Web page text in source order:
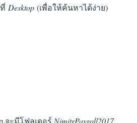
Desktop (เพื่อให้ค้นหาได้ง่าย)
จะมีโฟลเดอร์ NimitrPayroll2017